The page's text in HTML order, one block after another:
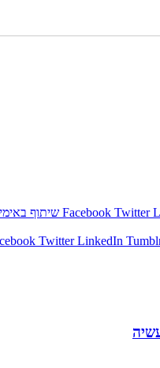
Facebook Twitter שיתוף
Twitter LinkedIn